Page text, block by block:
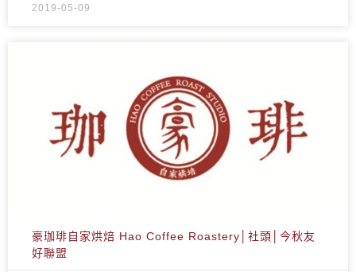
2019-05-09
豪珈琲自家烘焙 Hao Coffee Roastery│社頭│今秋友
好聯盟